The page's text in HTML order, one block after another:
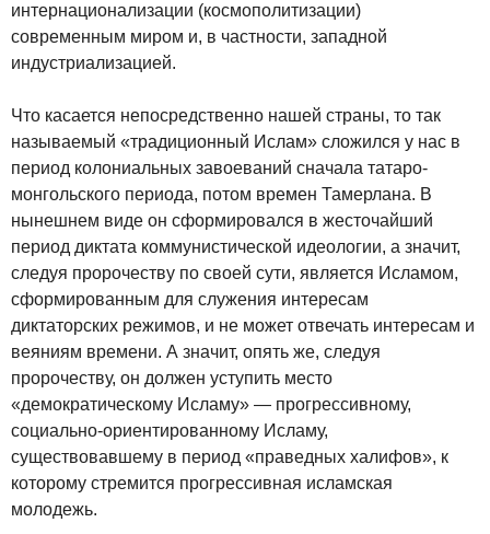
интернационализации (космополитизации)
современным миром и, в частности, западной
индустриализацией.
Что касается непосредственно нашей страны, то так
называемый «традиционный Ислам» сложился у нас в
период колониальных завоеваний сначала татаро-
монгольского периода, потом времен Тамерлана. В
нынешнем виде он сформировался в жесточайший
период диктата коммунистической идеологии, а значит,
следуя пророчеству по своей сути, является Исламом,
сформированным для служения интересам
диктаторских режимов, и не может отвечать интересам и
веяниям времени. А значит, опять же, следуя
пророчеству, он должен уступить место
«демократическому Исламу» — прогрессивному,
социально-ориентированному Исламу,
существовавшему в период «праведных халифов», к
которому стремится прогрессивная исламская
молодежь.